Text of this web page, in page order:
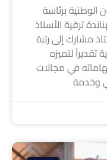
برئاسة
ترقية الأستاذ
مشارك إلى رتبة
تقديراً لتميزه
في مجالات
وخدمة